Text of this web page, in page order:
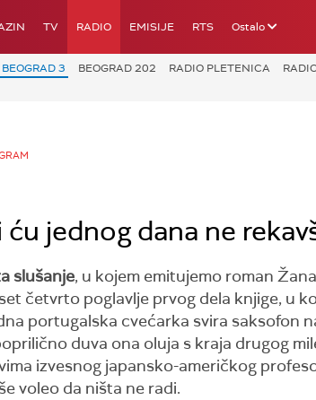
TV RADIO EMISIJE RTS Ostalo
3 BEOGRAD 202 RADIO PLETENICA
jednog dana ne
slušanje, u kojem emitujemo roman
četvrto poglavlje prvog dela knjige, u
portugalska cvećarka svira saksofon
duva ona oluja s kraja drugog
izvesnog japansko-američkog
voleo da ništa ne radi.